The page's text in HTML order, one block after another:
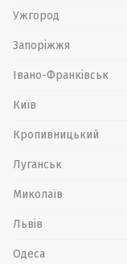
Ужгород
Запоріжжя
Івано-Франківськ
Київ
Кропивницький
Луганськ
Миколаїв
Львів
Одеса